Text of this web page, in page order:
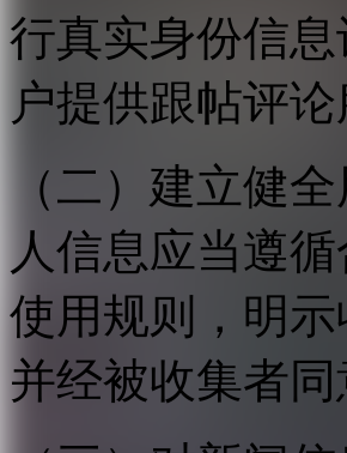
行真实身份信
户提供跟帖评论
（二）建立健
人信息应当遵
使用规则，明
并经被收集者同